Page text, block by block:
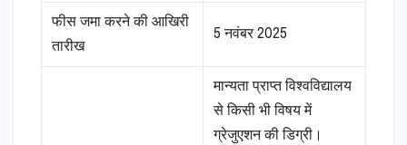
फीस जमा करने की आखिरी
तारीख
5 नवंबर 2025
मान्यता प्राप्त विश्वविद्यालय
से किसी भी विषय में
ग्रेजुएशन की डिग्री।